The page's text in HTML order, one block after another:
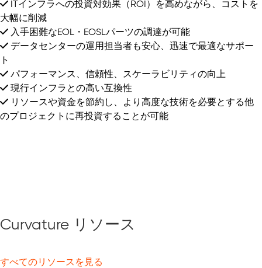
ITインフラへの投資対効果（ROI）を高めながら、コストを
大幅に削減
入手困難なEOL・EOSLパーツの調達が可能
データセンターの運用担当者も安心、迅速で最適なサポー
ト
パフォーマンス、信頼性、スケーラビリティの向上
現行インフラとの高い互換性
リソースや資金を節約し、より高度な技術を必要とする他
のプロジェクトに再投資することが可能
Curvature リソース
すべてのリソースを見る